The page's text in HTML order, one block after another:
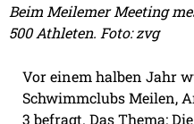
Beim Meilemer Meeting
500 Athleten. Foto: zvg
Vor einem halben Jahr
Schwimmclubs Meilen,
3 befragt. Das Thema: